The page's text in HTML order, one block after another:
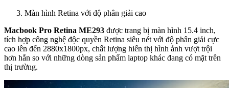
Màn hình Retina với độ phân giải cao
Macbook Pro Retina ME293 được trang bị màn hình 15.4 inch,
tích hợp công nghệ độc quyền Retina siêu nét với độ phân giải cực
cao lên đến 2880x1800px, chất lượng hiển thị hình ảnh vượt trội
hơn hẳn so với những dòng sản phẩm laptop khác đang có mặt trên
thị trường.